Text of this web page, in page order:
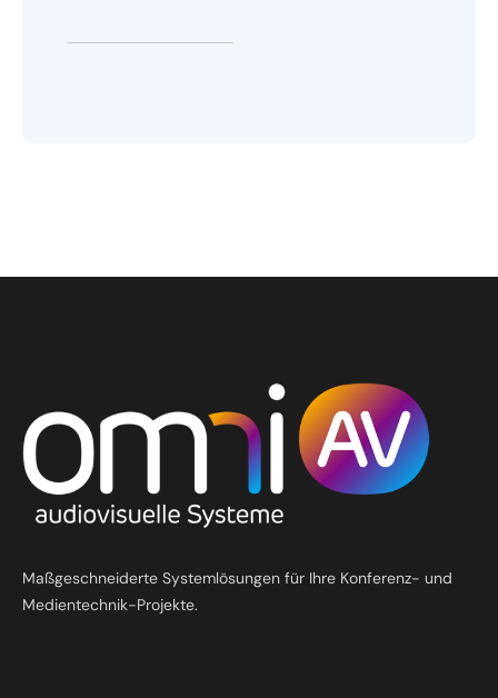
Maßgeschneiderte Systemlösungen für Ihre Konferenz- und
Medientechnik-Projekte.